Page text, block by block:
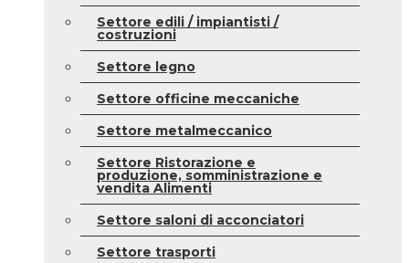
Settore edili / impiantisti /
costruzioni
Settore legno
Settore officine meccaniche
Settore metalmeccanico
Settore Ristorazione e
produzione, somministrazione e
vendita Alimenti
Settore saloni di acconciatori
Settore trasporti